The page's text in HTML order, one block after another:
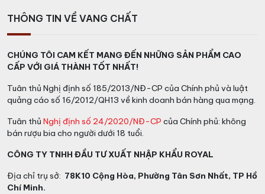
THÔNG TIN VỀ VANG CHẤT
CHÚNG TÔI CAM KẾT MANG ĐẾN NHỮNG SẢN PHẨM CAO
CẤP VỚI GIÁ THÀNH TỐT NHẤT!
Tuân thủ Nghị định số 185/2013/NĐ-CP của Chính phủ và luật
quảng cáo số 16/2012/QH13 về kinh doanh bán hàng qua mạng.
Tuân thủ Nghị định số 24/2020/NĐ-CP của Chính phủ: không
bán rượu bia cho người dưới 18 tuổi.
CÔNG TY TNHH ĐẦU TƯ XUẤT NHẬP KHẨU ROYAL
Địa chỉ trụ sở: 78K10 Cộng Hòa, Phường Tân Sơn Nhất, TP Hồ
Chí Minh.